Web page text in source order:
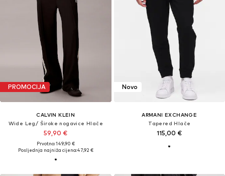
PROMOCIJA
CALVIN KLEIN
Wide Leg/ Široke nogavice Hlače
59,90 €
Prvotno: 149,90 €
Posljednja najniža cijena:47,92 €
Novo
ARMANI EXCHANGE
Tapered Hlače
115,00 €